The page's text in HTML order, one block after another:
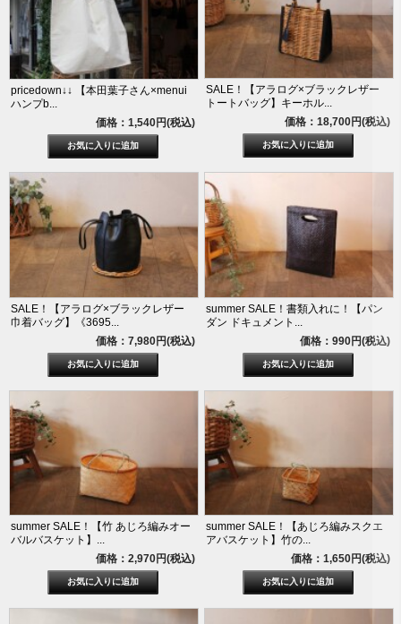
pricedown↓↓ 【本田葉子さん×menui
ハンプb...
価格：1,540円(税込)
SALE！【アラログ×ブラックレザー
トートバッグ】キーホル...
価格：18,700円(税込)
SALE！【アラログ×ブラックレザー
巾着バッグ】《3695...
価格：7,980円(税込)
summer SALE！書類入れに！【パン
ダン ドキュメント...
価格：990円(税込)
summer SALE！【竹 あじろ編みオー
バルバスケット】...
価格：2,970円(税込)
summer SALE！【あじろ編みスクエ
アバスケット】竹の...
価格：1,650円(税込)